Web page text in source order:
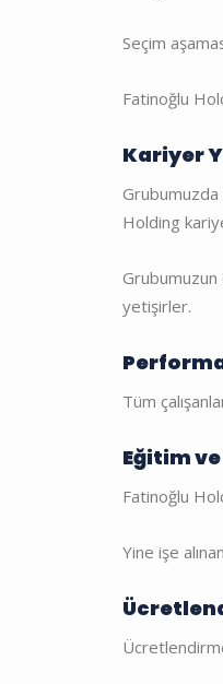
Seçim
Fatinoğlu
Kariyer
Grubumuzda
Holding
yetişirler.
Tüm
Eğitim
Fatinoğlu
Yine işe